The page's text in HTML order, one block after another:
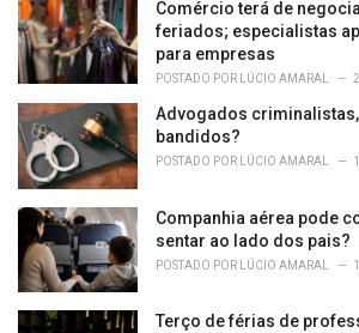
Comércio terá de
feriados; especialistas
para empresas
POSTADO POR LÚCIO AMARAL
Advogados
bandidos?
POSTADO POR LÚCIO AMARAL
Companhia aérea pode
sentar ao lado dos pais?
POSTADO POR LÚCIO AMARAL
Terço de férias de